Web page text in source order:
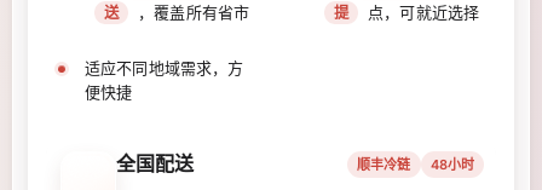
送
，覆盖所有省市
提
点，可就近选择
适应不同地域需求，方
便快捷
全国配送 顺丰冷链 48小时